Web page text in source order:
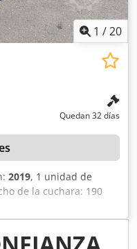
1 /20
Quedan 32 días
2019, 1 unidad de
de la cuchara: 190
Dedpfx Aozqa E
las imágenes,
Año de